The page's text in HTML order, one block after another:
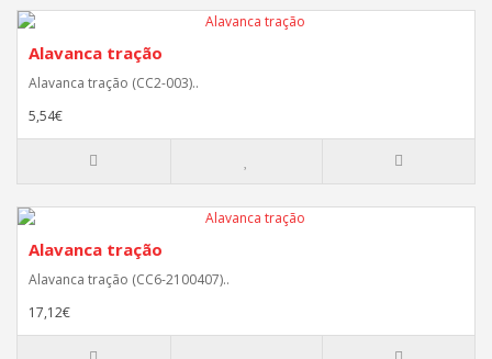
Alavanca tração
Alavanca tração (CC2-003)..
5,54€
Alavanca tração
Alavanca tração (CC6-2100407)..
17,12€